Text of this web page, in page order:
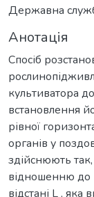
Державна
Анотація
Спосіб
культиватора
встановлення
рівної
органів у
здійснюють
відношенню до
відстані L , яка